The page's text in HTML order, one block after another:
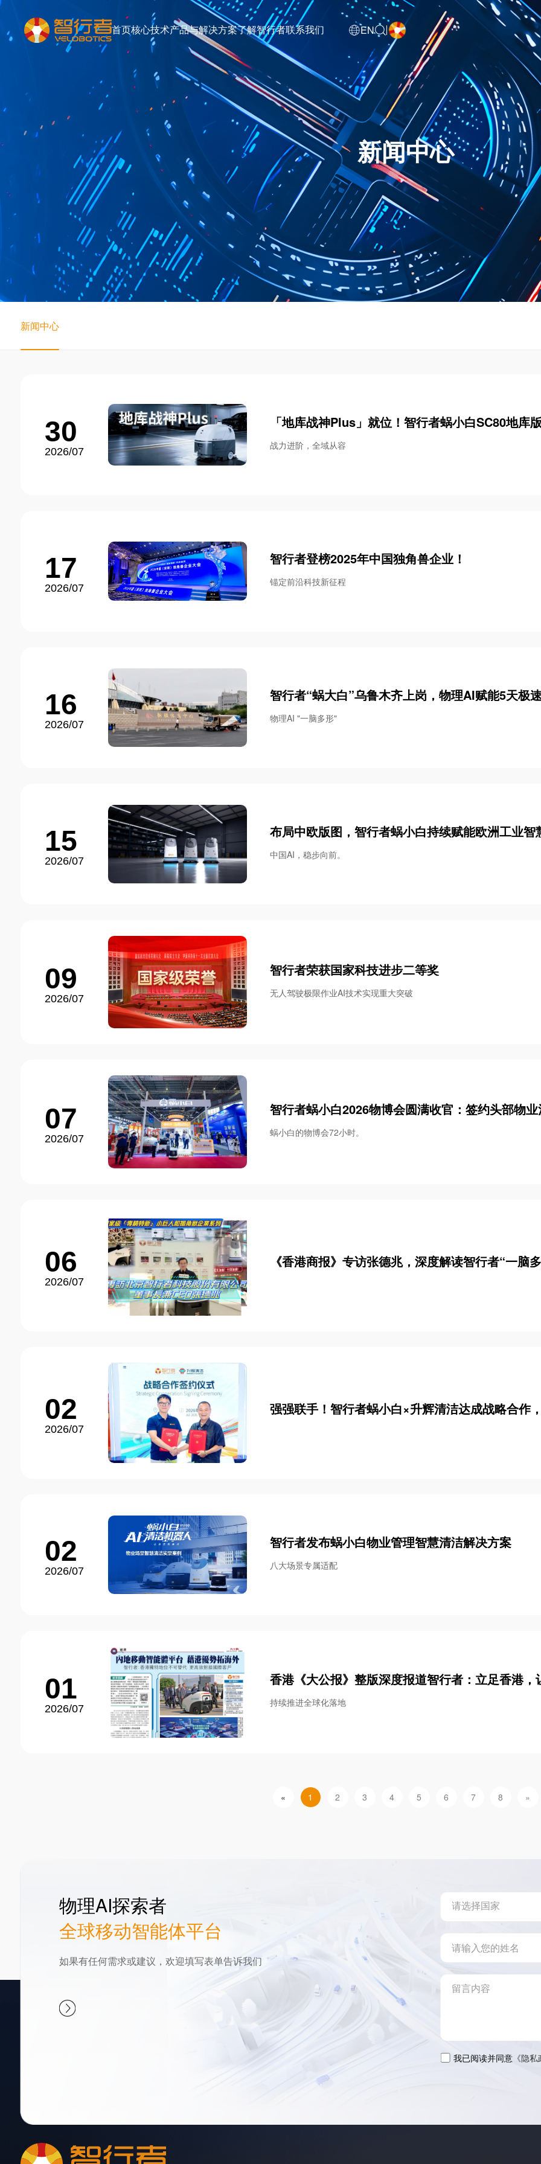
首页核心技术产品与解决方案了解智行者联系我们 EN
新闻中心
新闻中心
30
2026/07
「地库战神Plus」就位！智行者蜗小白SC80地库
战力进阶，全域从容
17
2026/07
智行者登榜2025年中国独角兽企业！
锚定前沿科技新征程
16
2026/07
智行者“蜗大白”乌鲁木齐上岗，物理AI赋能5天极
物理AI "一脑多形"
15
2026/07
布局中欧版图，智行者蜗小白持续赋能欧洲工业智
中国AI，稳步向前。
09
2026/07
智行者荣获国家科技进步二等奖
无人驾驶极限作业AI技术实现重大突破
07
2026/07
智行者蜗小白2026物博会圆满收官：签约头部物
大场景智慧清洁解决方案
蜗小白的物博会72小时。
06
2026/07
《香港商报》专访张德兆，深度解读智行者“一脑
02
2026/07
强强联手！智行者蜗小白×升辉清洁达成战略合作
02
2026/07
智行者发布蜗小白物业管理智慧清洁解决方案
八大场景专属适配
01
2026/07
香港《大公报》整版深度报道智行者：立足香港
持续推进全球化落地
« 1 2 3 4 5 6 7 8 »
物理AI探索者
全球移动智能体平台
如果有任何需求或建议，欢迎填写表单告诉我们
我已阅读并同意 《隐